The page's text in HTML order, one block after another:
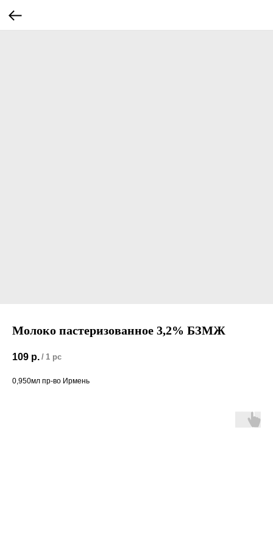
Молоко пастеризованное 3,2% БЗМЖ
109 р. / 1 pc
0,950мл пр-во Ирмень